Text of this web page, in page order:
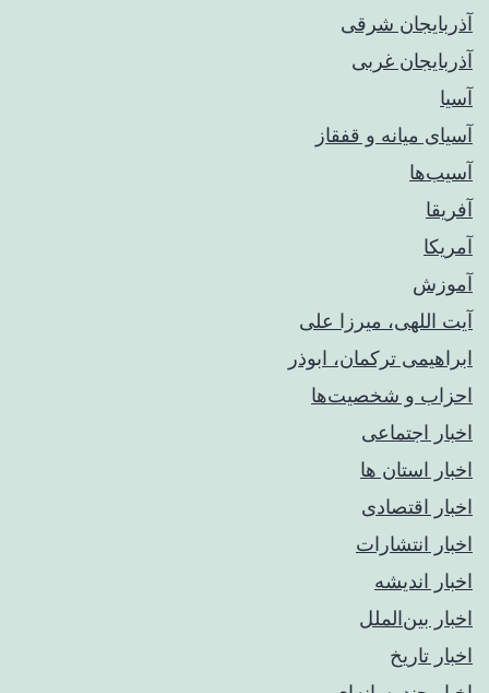
آذربایجان شرقی
آذربایجان غربی
آسیا
آسیای میانه و قفقاز
آسیب‌ها
آفریقا
آمریکا
آموزش
آیت اللهی، میرزا علی
ابراهیمی ترکمان، ابوذر
احزاب و شخصیت‌ها
اخبار اجتماعی
اخبار استان ها
اخبار اقتصادی
اخبار انتشارات
اخبار اندیشه
اخبار بین‌الملل
اخبار تاریخ